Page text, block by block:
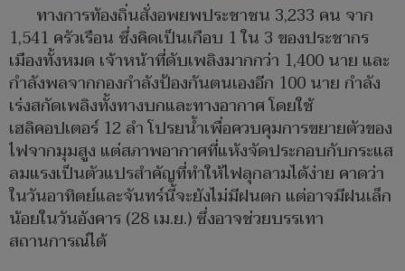
ทางการท้องถิ่นสั่งอพยพประชาชน 3,233 คน จาก
1,541 ครัวเรือน ซึ่งคิดเป็นเกือบ 1 ใน 3 ของประชากร
เมืองทั้งหมด เจ้าหน้าที่ดับเพลิงมากกว่า 1,400 นาย และ
กำลังพลจากกองกำลังป้องกันตนเองอีก 100 นาย กำลัง
เร่งสกัดเพลิงทั้งทางบกและทางอากาศ โดยใช้
เฮลิคอปเตอร์ 12 ลำ โปรยน้ำเพื่อควบคุมการขยายตัวของ
ไฟจากมุมสูง แต่สภาพอากาศที่แห้งจัดประกอบกับกระแส
ลมแรงเป็นตัวแปรสำคัญที่ทำให้ไฟลุกลามได้ง่าย คาดว่า
ในวันอาทิตย์และจันทร์นี้จะยังไม่มีฝนตก แต่อาจมีฝนเล็ก
น้อยในวันอังคาร (28 เม.ย.) ซึ่งอาจช่วยบรรเทา
สถานการณ์ได้